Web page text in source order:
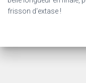
frisson d‘extase !